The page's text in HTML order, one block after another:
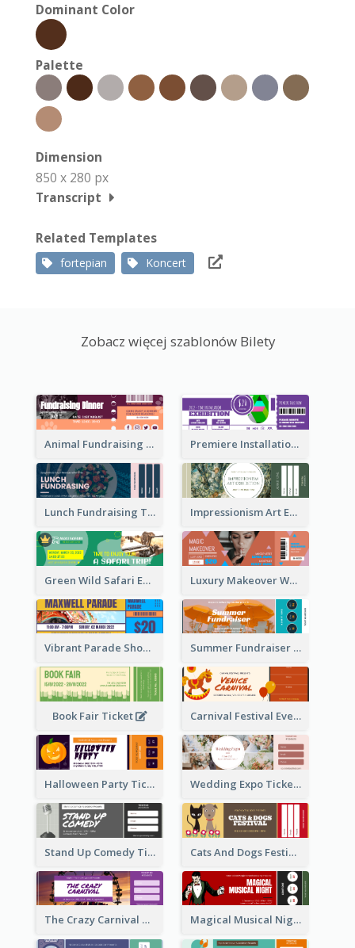
Dominant Color
Palette
Dimension
850 x 280 px
Transcript
Related Templates
fortepian Koncert
Zobacz więcej szablonów Bilety
Animal Fundraising Ticket Show Ticket Premiere Installation Exhibition Ticket
Lunch Fundraising Ticket Impressionism Art Exhibition Ticket
Green Wild Safari Entry Ticket Design Idea Luxury Makeover Workshop Ticket Design
Vibrant Parade Show Ticket Design Summer Fundraiser Event Ticket
Book Fair Ticket Carnival Festival Event Ticket
Halloween Party Ticket Wedding Expo Ticket
Stand Up Comedy Ticket Cats And Dogs Festival Ticket
The Crazy Carnival Ticket Magical Musical Night Ticket